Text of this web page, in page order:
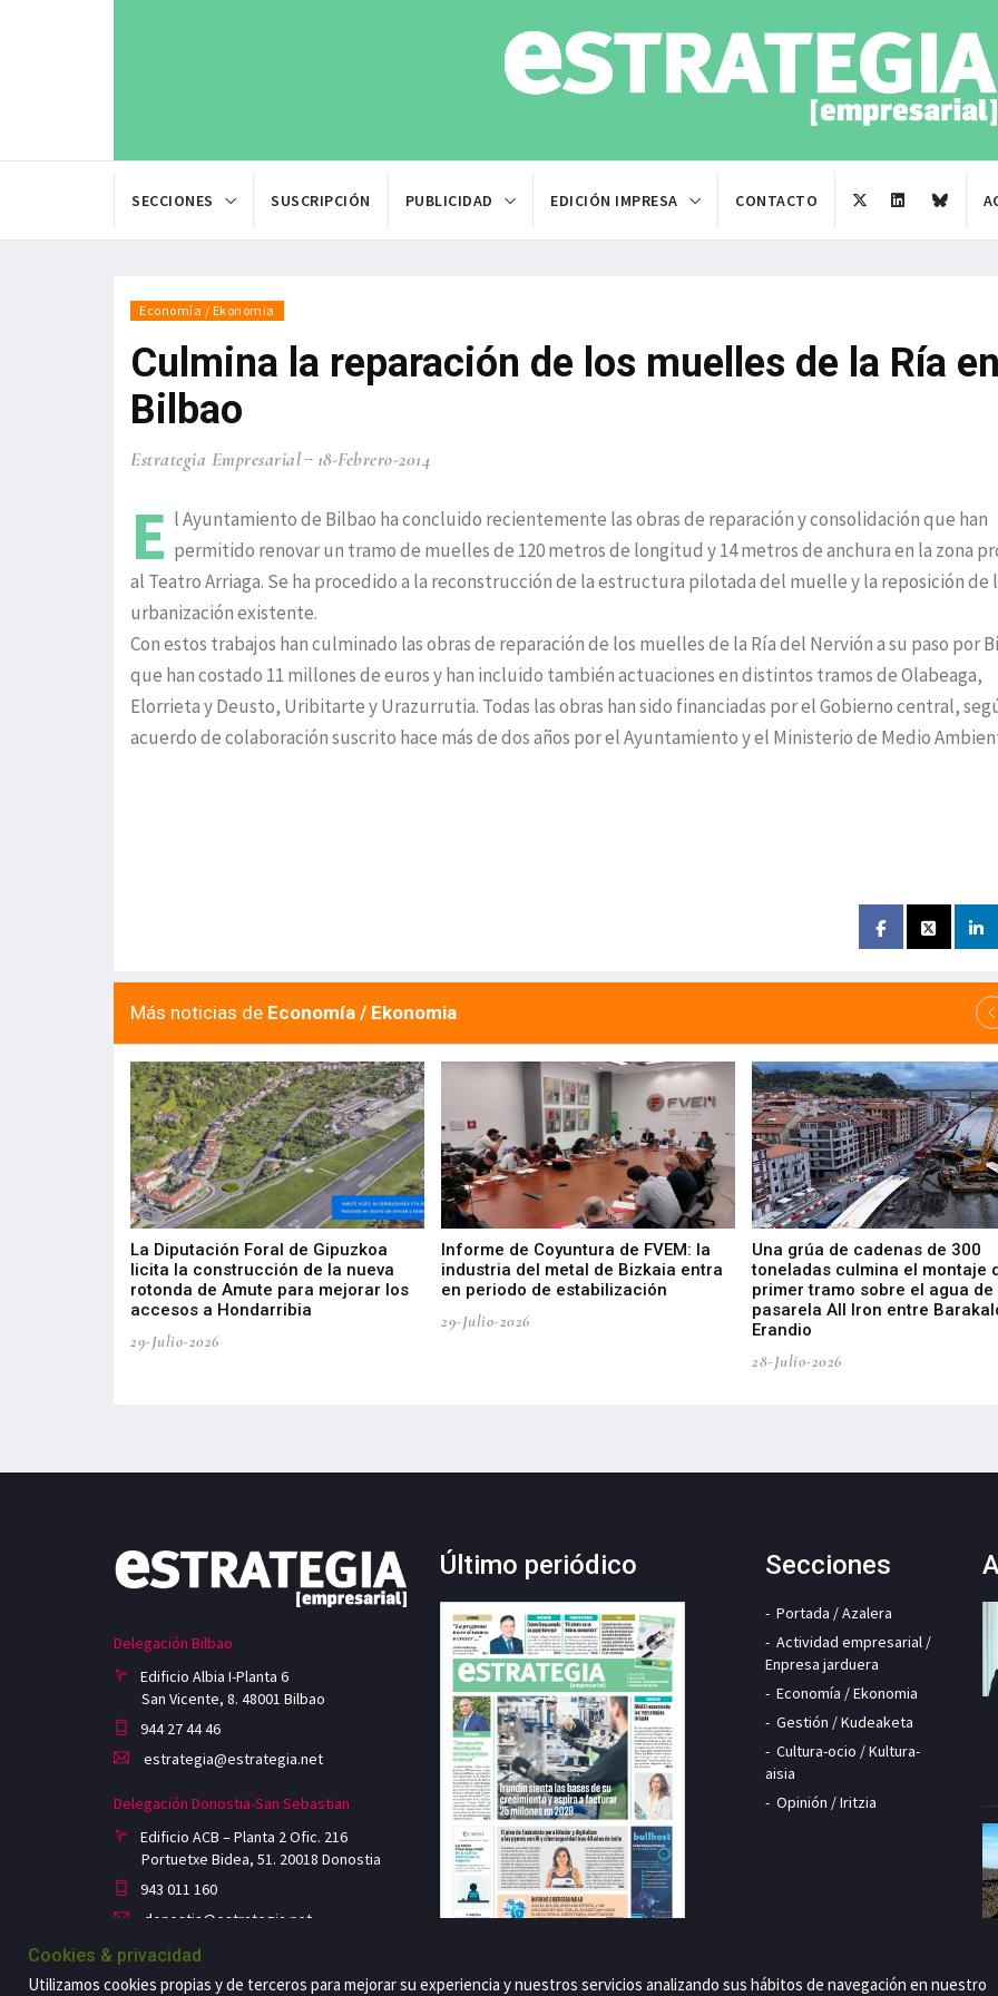
SECCIONES SUSCRIPCIÓN PUBLICIDAD EDICIÓN IMPRESA CONTACTO
Economía / Ekonomia
Culmina la reparación de los muelles de la Ría en
Bilbao
Estrategia Empresarial 18-Febrero-2014
E l Ayuntamiento de Bilbao ha concluido recientemente las obras de reparación y consolidación que han
permitido renovar un tramo de muelles de 120 metros de longitud y 14 metros de anchura en la zona
al Teatro Arriaga. Se ha procedido a la reconstrucción de la estructura pilotada del muelle y la reposición de
urbanización existente.
Con estos trabajos han culminado las obras de reparación de los muelles de la Ría del Nervión a su paso por
que han costado 11 millones de euros y han incluido también actuaciones en distintos tramos de Olabeaga,
Elorrieta y Deusto, Uribitarte y Urazurrutia. Todas las obras han sido financiadas por el Gobierno central,
acuerdo de colaboración suscrito hace más de dos años por el Ayuntamiento y el Ministerio de Medio
Más noticias de Economía / Ekonomia
La Diputación Foral de Gipuzkoa
licita la construcción de la nueva
rotonda de Amute para mejorar los
accesos a Hondarribia
29-Julio-2026
Informe de Coyuntura de FVEM: la
industria del metal de Bizkaia entra
en periodo de estabilización
29-Julio-2026
Una grúa de cadenas de 300
toneladas culmina el montaje
primer tramo sobre el agua de
pasarela All Iron entre
Erandio
28-Julio-2026
Delegación Bilbao
Edificio Albia I-Planta 6
San Vicente, 8. 48001 Bilbao
944 27 44 46
estrategia@estrategia.net
Delegación Donostia-San Sebastian
Edificio ACB – Planta 2 Ofic. 216
Portuetxe Bidea, 51. 20018 Donostia
943 011 160
donostia@estrategia.net
Último periódico Secciones
Portada / Azalera
Actividad empresarial /
Enpresa jarduera
Economía / Ekonomia
Gestión / Kudeaketa
Cultura-ocio / Kultura-
aisia
Opinión / Iritzia
Cookies & privacidad
Utilizamos cookies propias y de terceros para mejorar su experiencia y nuestros servicios analizando sus hábitos de navegación en nuestro